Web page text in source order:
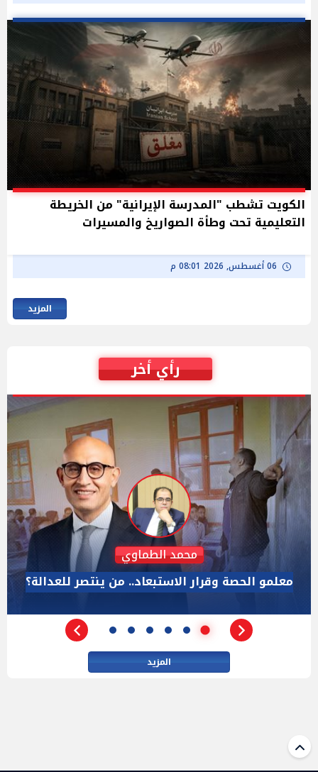
الكويت تشطب "المدرسة الإيرانية" من الخريطة
التعليمية تحت وطأة الصواريخ والمسيرات
06 أغسطس, 2026 08:01 م
المزيد
رأي أخر
رائد الديب
حين يصبح الصدق لعنة.. "كاسندرا" من المختبر إلى البيت
المزيد